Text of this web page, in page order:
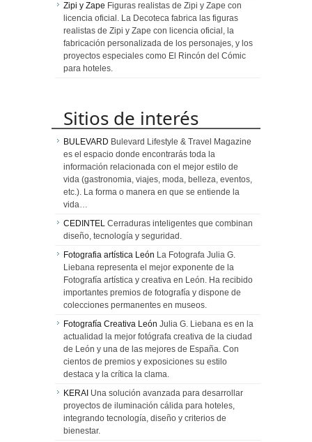
Zipi y Zape Figuras realistas de Zipi y Zape con
licencia oficial. La Decoteca fabrica las figuras
realistas de Zipi y Zape con licencia oficial, la
fabricación personalizada de los personajes, y los
proyectos especiales como El Rincón del Cómic
para hoteles.
Sitios de interés
BULEVARD Bulevard Lifestyle & Travel Magazine
es el espacio donde encontrarás toda la
información relacionada con el mejor estilo de
vida (gastronomia, viajes, moda, belleza, eventos,
etc.). La forma o manera en que se entiende la
vida…
CEDINTEL Cerraduras inteligentes que combinan
diseño, tecnología y seguridad.
Fotografia artística León La Fotografa Julia G.
Liebana representa el mejor exponente de la
Fotografía artística y creativa en León. Ha recibido
importantes premios de fotografía y dispone de
colecciones permanentes en museos.
Fotografía Creativa León Julia G. Liebana es en la
actualidad la mejor fotógrafa creativa de la ciudad
de León y una de las mejores de España. Con
cientos de premios y exposiciones su estilo
destaca y la crítica la clama.
KERAI Una solución avanzada para desarrollar
proyectos de iluminación cálida para hoteles,
integrando tecnología, diseño y criterios de
bienestar.